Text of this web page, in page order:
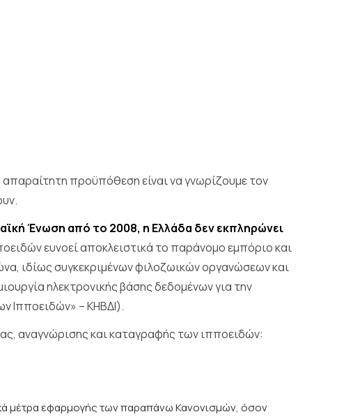
προϋπόθεση είναι να γνωρίζουμε τον
Ένωση από το 2008, η Ελλάδα δεν εκπληρώνει
ευνοεί αποκλειστικά το παράνομο εμπόριο και
ιδίως συγκεκριμένων φιλοζωικών οργανώσεων και
ηλεκτρονικής βάσης δεδομένων για την
Ιπποειδών» – ΚΗΒΔΙ).
αναγνώρισης και καταγραφής των ιπποειδών:
μέτρα εφαρμογής των παραπάνω Κανονισμών, όσον